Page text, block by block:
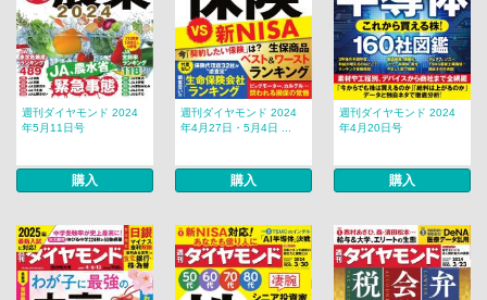
週刊ダイヤモンド 2024
年5月11日号
購入
週刊ダイヤモンド 2024
年4月27日・5月4日 ...
購入
週刊ダイヤモンド 2024
年4月20日号
購入